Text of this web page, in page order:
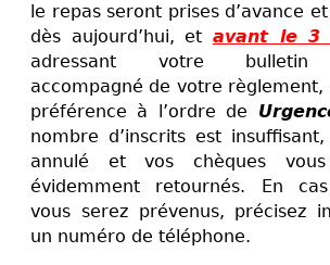
le repas seront prises d’avance
dès aujourd’hui, et avant le 3
adressant votre bulletin
accompagné de votre règlement,
préférence à l’ordre de
nombre d’inscrits est
annulé et vos chèques
évidemment retournés. En cas
vous serez prévenus, précisez
un numéro de téléphone.